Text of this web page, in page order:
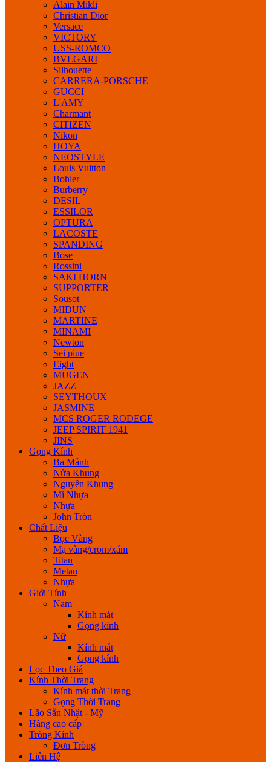
Alain Mikli
Christian Dior
Versace
VICTORY
USS-ROMCO
BVLGARI
Silhouette
CARRERA-PORSCHE
GUCCI
L'AMY
Charmant
CITIZEN
Nikon
HOYA
NEOSTYLE
Louis Vuitton
Bohler
Burberry
DESIL
ESSILOR
OPTURA
LACOSTE
SPANDING
Bose
Rossini
SAKI HORN
SUPPORTER
Sousot
MIDUN
MARTINE
MINAMI
Newton
Sei piue
Eight
MUGEN
JAZZ
SEYTHOUX
JASMINE
MCS ROGER RODEGE
JEEP SPIRIT 1941
JINS
Gọng Kính
Ba Mảnh
Nửa Khung
Nguyên Khung
Mí Nhựa
Nhựa
John Tròn
Chất Liệu
Bọc Vàng
Mạ vàng/crom/xám
Titan
Metan
Nhựa
Giới Tính
Nam
Kính mát
Gọng kính
Nữ
Kính mát
Gọng kính
Lọc Theo Giá
Kính Thời Trang
Kính mát thời Trang
Gọng Thời Trang
Lão Sẵn Nhật - Mỹ
Hàng cao cấp
Tròng Kính
Đơn Tròng
Liên Hệ